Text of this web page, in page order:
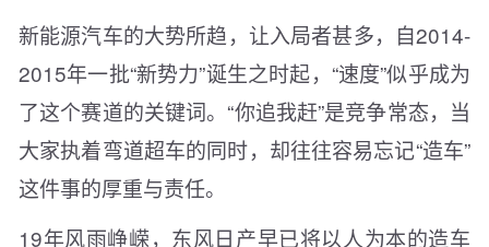
新能源汽车的大势所趋，让入局者甚多，自2014-
2015年一批“新势力”诞生之时起，“速度”似乎成为
了这个赛道的关键词。“你追我赶”是竞争常态，当
大家执着弯道超车的同时，却往往容易忘记“造车”
这件事的厚重与责任。
19年风雨峥嵘，东风日产早已将以人为本的造车